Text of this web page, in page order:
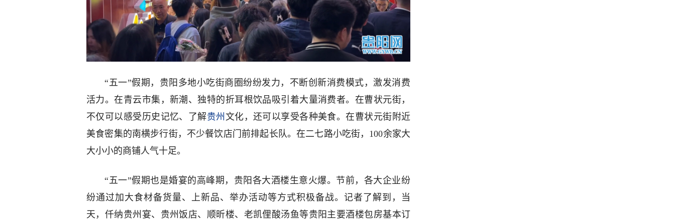
“五一”假期，贵阳多地小吃街商圈纷纷发力，不断创新消费模式，激发消费
活力。在青云市集，新潮、独特的折耳根饮品吸引着大量消费者。在曹状元街，
不仅可以感受历史记忆、了解贵州 文化，还可以享受各种美食。在曹状元街附近
美食密集的南横步行街，不少餐饮店门前排起长队。在二七路小吃街，100余家大
大小小的商铺人气十足。
“五一”假期也是婚宴的高峰期，贵阳各大酒楼生意火爆。节前，各大企业纷
纷通过加大食材备货量、上新品、举办活动等方式积极备战。记者了解到，当
天，仟纳贵州宴、贵州饭店、顺昕楼、老凯俚酸汤鱼等贵阳主要酒楼包房基本订